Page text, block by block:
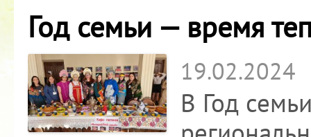
Год семьи — время
19.02.2024
В Год